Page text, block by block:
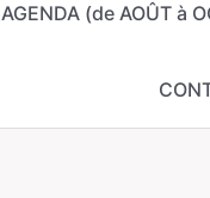
AGENDA (de AOÛT à